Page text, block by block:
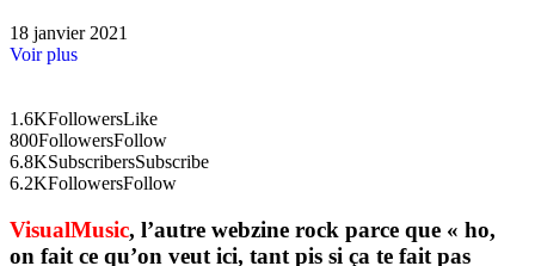
18 janvier 2021
Voir plus
1.6KFollowersLike
800FollowersFollow
6.8KSubscribersSubscribe
6.2KFollowersFollow
VisualMusic, l’autre webzine rock parce que « ho,
on fait ce qu’on veut ici, tant pis si ça te fait pas